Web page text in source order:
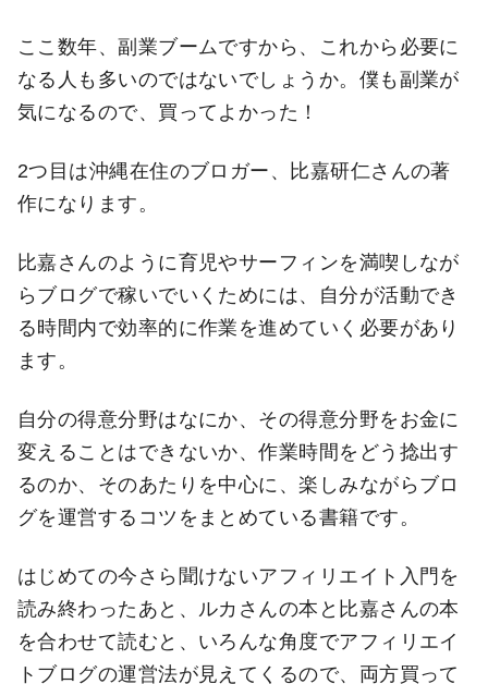
ここ数年、副業ブームですから、これから必要に
なる人も多いのではないでしょうか。僕も副業が
気になるので、買ってよかった！
2つ目は沖縄在住のブロガー、比嘉研仁さんの著
作になります。
比嘉さんのように育児やサーフィンを満喫しなが
らブログで稼いでいくためには、自分が活動でき
る時間内で効率的に作業を進めていく必要があり
ます。
自分の得意分野はなにか、その得意分野をお金に
変えることはできないか、作業時間をどう捻出す
るのか、そのあたりを中心に、楽しみながらブロ
グを運営するコツをまとめている書籍です。
はじめての今さら聞けないアフィリエイト入門を
読み終わったあと、ルカさんの本と比嘉さんの本
を合わせて読むと、いろんな角度でアフィリエイ
トブログの運営法が見えてくるので、両方買って